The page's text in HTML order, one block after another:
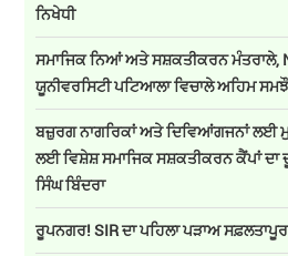
ਨਿਖੇਧੀ
ਸਮਾਜਿਕ ਨਿਆਂ ਅਤੇ ਸਸ਼ਕਤੀਕਰਨ ਮੰਤਰਾਲੇ,
ਯੂਨੀਵਰਸਿਟੀ ਪਟਿਆਲਾ ਵਿਚਾਲੇ ਅਹਿਮ
ਬਜ਼ੁਰਗ ਨਾਗਰਿਕਾਂ ਅਤੇ ਦਿਵਿਆਂਗਜਨਾਂ
ਲਈ ਵਿਸ਼ੇਸ਼ ਸਮਾਜਿਕ ਸਸ਼ਕਤੀਕਰਨ ਕੈਂਪਾਂ ਦਾ
ਸਿੰਘ ਬਿੰਦਰਾ
ਰੂਪਨਗਰ! SIR ਦਾ ਪਹਿਲਾ ਪੜਾਅ